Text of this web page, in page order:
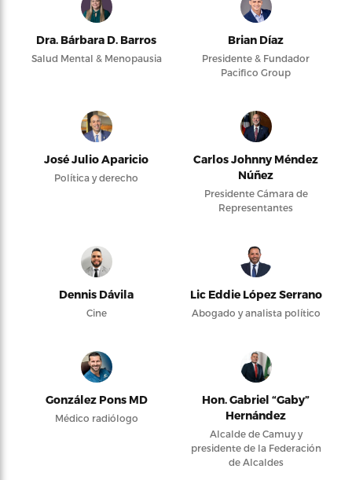
Dra. Bárbara D. Barros
Salud Mental & Menopausia
Brian Díaz
Presidente & Fundador
Pacifico Group
José Julio Aparicio
Política y derecho
Carlos Johnny Méndez
Núñez
Presidente Cámara de
Representantes
Dennis Dávila
Cine
Lic Eddie López Serrano
Abogado y analista político
González Pons MD
Médico radiólogo
Hon. Gabriel “Gaby”
Hernández
Alcalde de Camuy y
presidente de la Federación
de Alcaldes